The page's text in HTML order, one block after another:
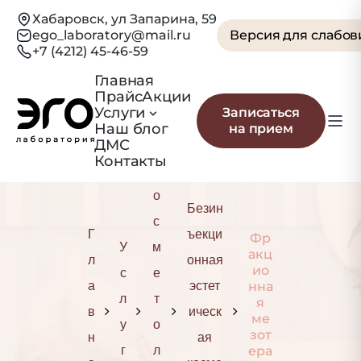
Хабаровск, ул Запарина, 59
ego_laboratory@mail.ru
+7 (4212) 45-46-59
Версия для
Главная
ПрайсАкции
Услуги
Наш блог
ДМС
Контакты
Записаться
на прием
Фракционная
мезотерапия
Г
л
а
в
н
У
с
л
у
г
К
о
с
м
е
т
о
л
Безин
ъекци
онная
эстет
ическ
ая
Фр
акц
ио
нна
я
ме
зот
ера